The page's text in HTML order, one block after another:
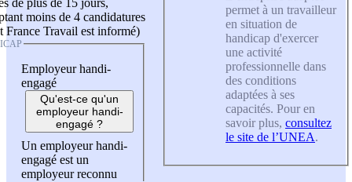
moins de 4 candidatures
France Travail est informé)
Employeur handi-
engagé
Qu'est-ce qu'un
employeur handi-
engagé ?
Un employeur handi-
engagé est un
employeur reconnu
permet à un travailleur
en situation de
handicap d'exercer
une activité
professionnelle dans
des conditions
adaptées à ses
capacités. Pour en
savoir plus, consultez
le site de l’UNEA.